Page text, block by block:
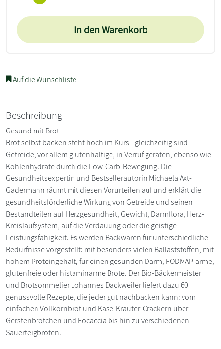
In den Warenkorb
Auf die Wunschliste
Beschreibung
Gesund mit Brot
Brot selbst backen steht hoch im Kurs - gleichzeitig sind
Getreide, vor allem glutenhaltige, in Verruf geraten, ebenso wie
Kohlenhydrate durch die Low-Carb-Bewegung. Die
Gesundheitsexpertin und Bestsellerautorin Michaela Axt-
Gadermann räumt mit diesen Vorurteilen auf und erklärt die
gesundheitsförderliche Wirkung von Getreide und seinen
Bestandteilen auf Herzgesundheit, Gewicht, Darmflora, Herz-
Kreislaufsystem, auf die Verdauung oder die geistige
Leistungsfähigkeit. Es werden Backwaren für unterschiedliche
Bedürfnisse vorgestellt: mit besonders vielen Ballaststoffen, mit
hohem Proteingehalt, für einen gesunden Darm, FODMAP-arme,
glutenfreie oder histaminarme Brote. Der Bio-Bäckermeister
und Brotsommelier Johannes Dackweiler liefert dazu 60
genussvolle Rezepte, die jeder gut nachbacken kann: vom
einfachen Vollkornbrot und Käse-Kräuter-Crackern über
Gerstenbrötchen und Focaccia bis hin zu verschiedenen
Sauerteigbroten.